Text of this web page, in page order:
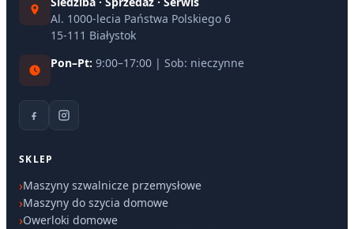
Al. 1000-lecia Państwa Polskiego 6
15-111 Białystok
Pon–Pt: 9:00–17:00 | Sob: nieczynne
SKLEP
Maszyny szwalnicze przemysłowe
Maszyny do szycia domowe
Owerloki domowe